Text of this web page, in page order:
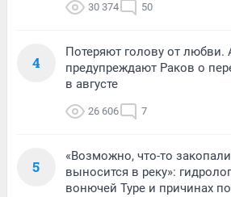
30 374 50
4
Потеряют голову от любви.
предупреждают Раков о
в августе
26 606 7
5
«Возможно, что-то
выносится в реку»:
вонючей Туре и причинах